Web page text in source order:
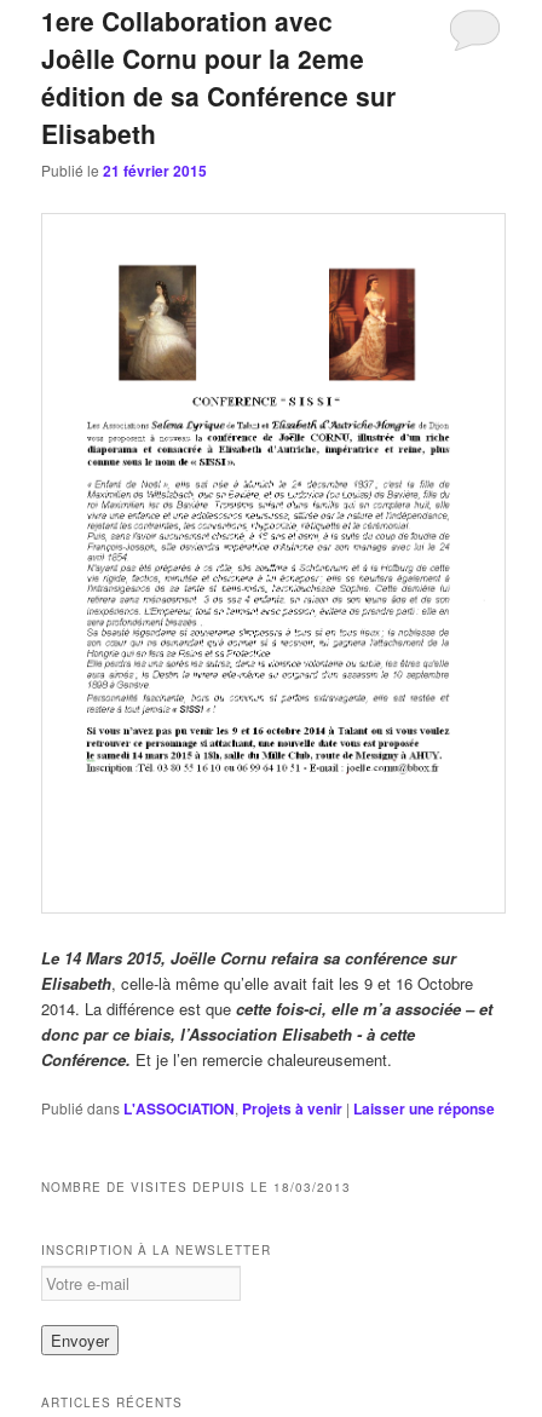
1ere Collaboration avec
Joêlle Cornu pour la 2eme
édition de sa Conférence sur
Elisabeth
Publié le21 février 2015
Le 14 Mars 2015, Joëlle Cornu refaira sa conférence sur
Elisabeth, celle-là même qu’elle avait fait les 9 et 16 Octobre
2014. La différence est que cette fois-ci, elle m’a associée – et
donc par ce biais, l’Association Elisabeth - à cette
Conférence. Et je l’en remercie chaleureusement.
Publié dans L'ASSOCIATION, Projets à venir | Laisser une réponse
NOMBRE DE VISITES DEPUIS LE 18/03/2013
INSCRIPTION À LA NEWSLETTER
ARTICLES RÉCENTS